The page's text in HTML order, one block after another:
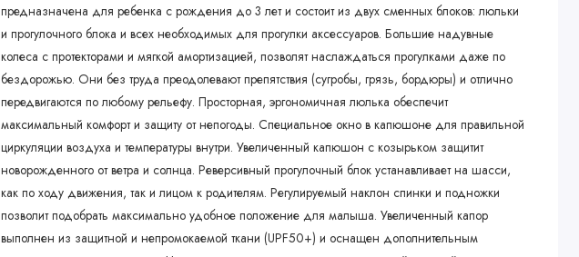
предназначена для ребенка с рождения до 3 лет и состоит из двух сменных блоков: люльки
и прогулочного блока и всех необходимых для прогулки аксессуаров. Большие надувные
колеса с протекторами и мягкой амортизацией, позволят наслаждаться прогулками даже по
бездорожью. Они без труда преодолевают препятствия (сугробы, грязь, бордюры) и отлично
передвигаются по любому рельефу. Просторная, эргономичная люлька обеспечит
максимальный комфорт и защиту от непогоды. Специальное окно в капюшоне для правильной
циркуляции воздуха и температуры внутри. Увеличенный капюшон с козырьком защитит
новорожденного от ветра и солнца. Реверсивный прогулочный блок устанавливает на шасси,
как по ходу движения, так и лицом к родителям. Регулируемый наклон спинки и подножки
позволит подобрать максимально удобное положение для малыша. Увеличенный капор
выполнен из защитной и непромокаемой ткани (UPF50+) и оснащен дополнительным